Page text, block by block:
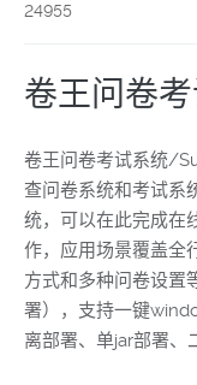
24955
卷王问卷
卷王问卷考试系统/
查问卷系统和考试系
统，可以在此完成在
作，应用场景覆盖全
方式和多种问卷设置
署），支持一键
离部署、单jar部署、